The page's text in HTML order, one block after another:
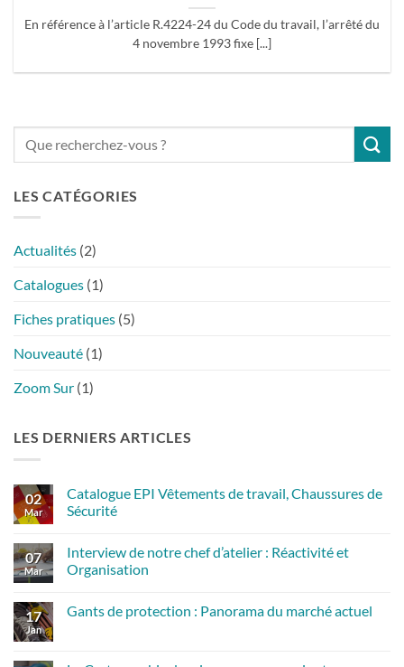
En référence à l’article R.4224-24 du Code du travail, l’arrêté du
4 novembre 1993 fixe [...]
LES CATÉGORIES
Actualités (2)
Catalogues (1)
Fiches pratiques (5)
Nouveauté (1)
Zoom Sur (1)
LES DERNIERS ARTICLES
02
Mar
Catalogue EPI Vêtements de travail, Chaussures de
Sécurité
sur
Catalogue
EPI
travail,
07
Mar
Interview de notre chef d’atelier : Réactivité et
Organisation
sur
17
Jan
Gants de protection : Panorama du marché actuel
Gants